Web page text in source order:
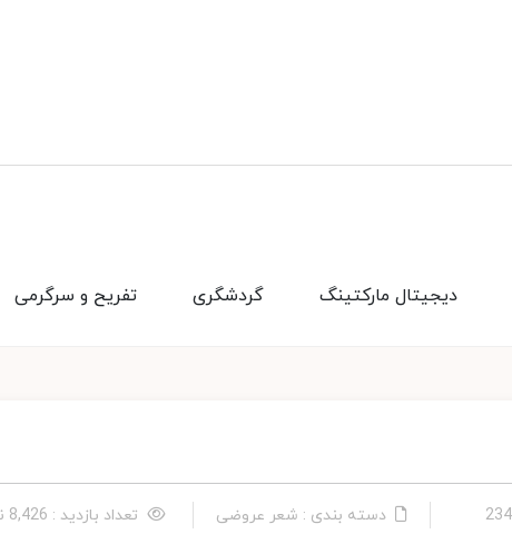
تفریح و سرگرمی گردشگری دیجیتال مارکتینگ
دسته بندی : شعر عروضی تعداد بازدید : 8,426 نفر